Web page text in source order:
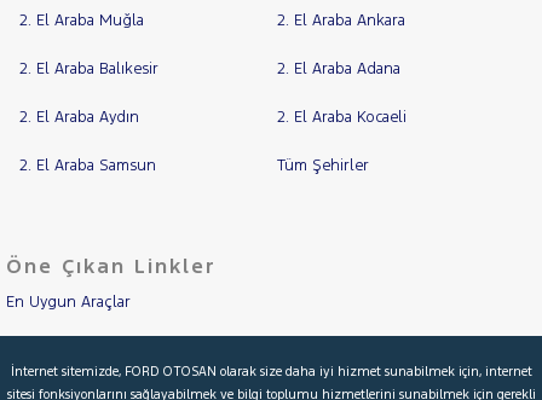
2. El Araba Muğla 2. El Araba Ankara
2. El Araba Balıkesir 2. El Araba Adana
2. El Araba Aydın 2. El Araba Kocaeli
2. El Araba Samsun Tüm Şehirler
Öne Çıkan Linkler
En Uygun Araçlar
İnternet sitemizde, FORD OTOSAN olarak size daha iyi hizmet sunabilmek için, internet
sitesi fonksiyonlarını sağlayabilmek ve bilgi toplumu hizmetlerini sunabilmek için gerekli